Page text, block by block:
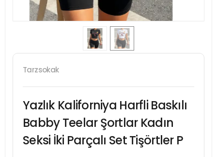
Tarzsokak
Yazlık Kaliforniya Harfli Baskılı
Babby Teelar Şortlar Kadın
Seksi İki Parçalı Set Tişörtler P